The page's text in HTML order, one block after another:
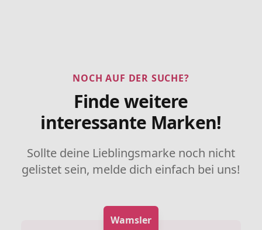
NOCH AUF DER SUCHE?
Finde weitere
interessante Marken!
Sollte deine Lieblingsmarke noch nicht
gelistet sein, melde dich einfach bei uns!
Wamsler